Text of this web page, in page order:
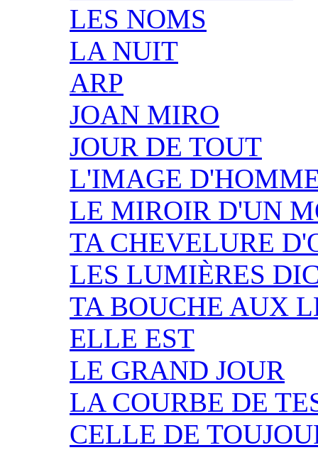
LES NOMS
LA NUIT
ARP
JOAN MIRO
JOUR DE TOUT
L'IMAGE
LE MIROIR D'UN
TA CHEVELURE
LES LUMIÈRES
TA BOUCHE AUX
ELLE EST
LE GRAND JOUR
LA COURBE DE
CELLE DE